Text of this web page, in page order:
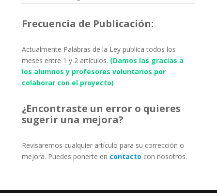
Frecuencia de Publicación:
Actualmente Palabras de la Ley publica todos los
meses entre 1 y 2 artículos. (Damos las gracias a
los alumnos y profesores voluntarios por
colaborar con el proyecto)
¿Encontraste un error o quieres
sugerir una mejora?
Revisaremos cualquier artículo para su corrección o
mejora. Puedes ponerte en contacto con nosotros.